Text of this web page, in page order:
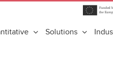
Solutions